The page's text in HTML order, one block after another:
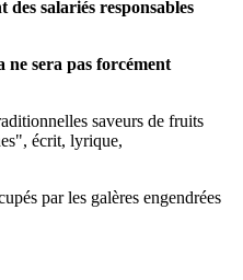
salariés responsables
ne sera pas forcément
saveurs de fruits
écrit, lyrique,
par les galères engendrées